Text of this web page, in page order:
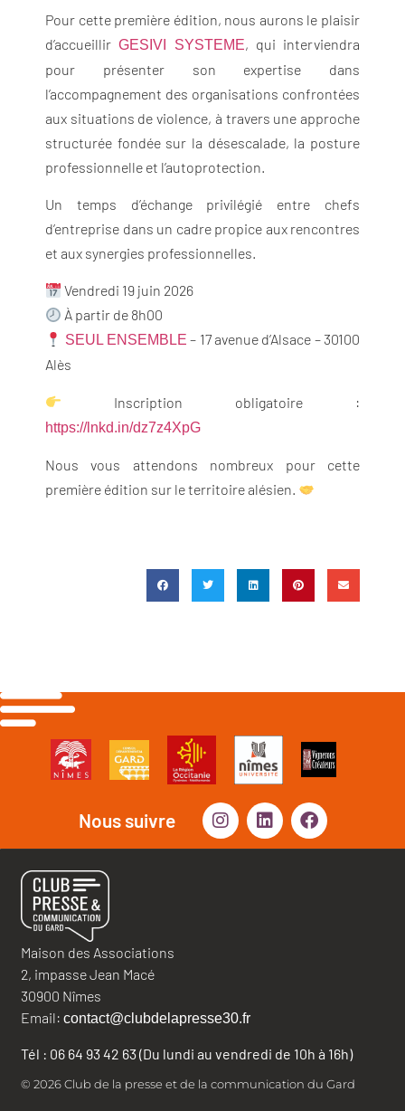
Pour cette première édition, nous aurons le plaisir
d’accueillir GESIVI SYSTEME, qui interviendra
pour présenter son expertise dans
l’accompagnement des organisations confrontées
aux situations de violence, à travers une approche
structurée fondée sur la désescalade, la posture
professionnelle et l’autoprotection.
Un temps d’échange privilégié entre chefs
d’entreprise dans un cadre propice aux rencontres
et aux synergies professionnelles.
Vendredi 19 juin 2026
À partir de 8h00
SEUL ENSEMBLE – 17 avenue d’Alsace – 30100
Alès
Inscription obligatoire :
https://lnkd.in/dz7z4XpG
Nous vous attendons nombreux pour cette
première édition sur le territoire alésien.
Nous suivre
Maison des Associations
2, impasse Jean Macé
30900 Nîmes
Email: contact@clubdelapresse30.fr
Tél : 06 64 93 42 63 (Du lundi au vendredi de 10h à 16h)
© 2026 Club de la presse et de la communication du Gard